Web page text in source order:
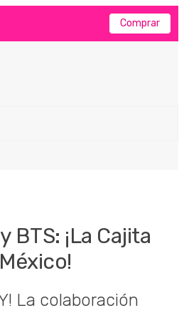
Comprar
BTS: ¡La Cajita
La colaboración